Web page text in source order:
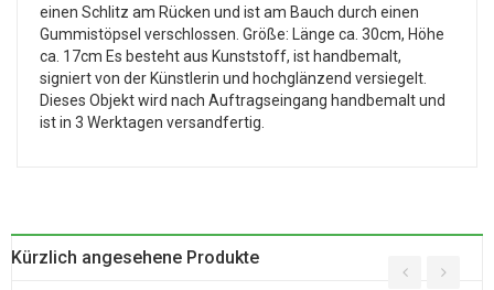
einen Schlitz am Rücken und ist am Bauch durch einen
Gummistöpsel verschlossen. Größe: Länge ca. 30cm, Höhe
ca. 17cm Es besteht aus Kunststoff, ist handbemalt,
signiert von der Künstlerin und hochglänzend versiegelt.
Dieses Objekt wird nach Auftragseingang handbemalt und
ist in 3 Werktagen versandfertig.
Kürzlich angesehene Produkte